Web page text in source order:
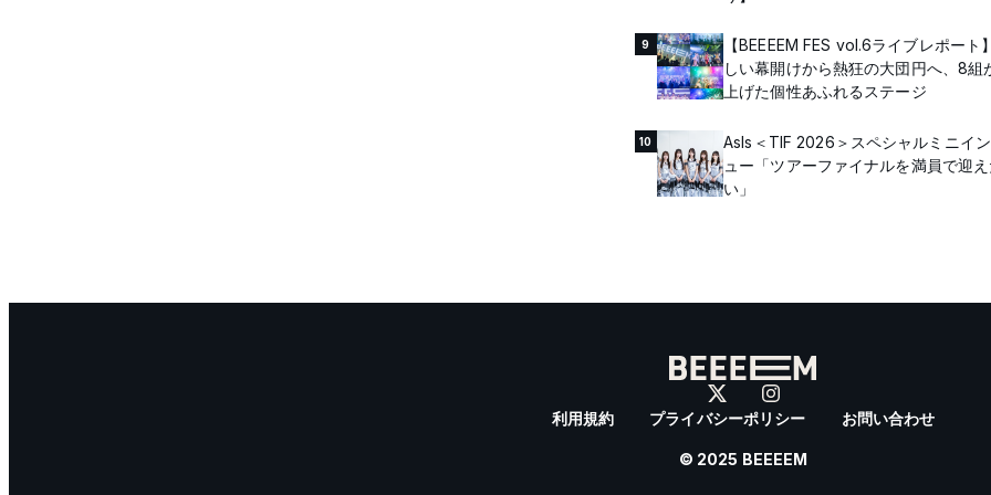
9
【BEEEEM FES vol.6ライブレポート
しい幕開けから熱狂の大団円へ、8組
上げた個性あふれるステージ
10
AsIs＜TIF 2026＞スペシャルミニイ
ュー「ツアーファイナルを満員で迎え
い」
利用規約 プライバシーポリシー お問い合わせ
© 2025 BEEEEM